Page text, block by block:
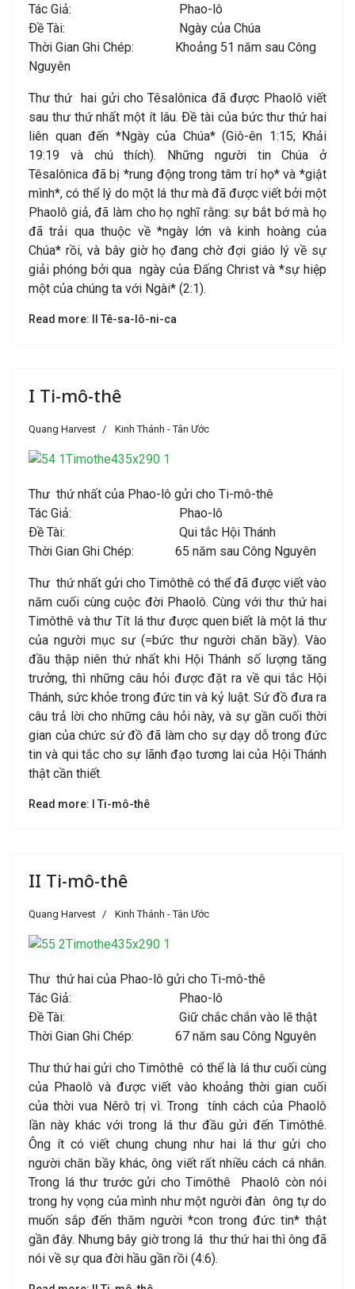
Tác Giả: Phao-lô
Ðề Tài: Ngày của Chúa
Thời Gian Ghi Chép: Khoảng 51 năm sau Công
Nguyên
Thư thứ hai gửi cho Têsalônica đã được Phaolô viết
sau thư thứ nhất một ít lâu. Ðề tài của bức thư thứ hai
liên quan đến *Ngày của Chúa* (Giô-ên 1:15; Khải
19:19 và chú thích). Những người tin Chúa ở
Têsalônica đã bị *rung động trong tâm trí họ* và *giật
mình*, có thể lý do một lá thư mà đã được viết bởi một
Phaolô giả, đã làm cho họ nghĩ rằng: sự bắt bớ mà họ
đã trải qua thuộc về *ngày lớn và kinh hoàng của
Chúa* rồi, và bây giờ họ đang chờ đợi giáo lý về sự
giải phóng bởi qua ngày của Ðấng Christ và *sự hiệp
một của chúng ta với Ngài* (2:1).
Read more: II Tê-sa-lô-ni-ca
I Ti-mô-thê
Quang Harvest Kinh Thánh - Tân Ước
Thư thứ nhất của Phao-lô gửi cho Ti-mô-thê
Tác Giả: Phao-lô
Ðề Tài: Qui tắc Hội Thánh
Thời Gian Ghi Chép: 65 năm sau Công Nguyên
Thư thứ nhất gửi cho Timôthê có thể đã được viết vào
năm cuối cùng cuộc đời Phaolô. Cùng với thư thứ hai
Timôthê và thư Tít lá thư được quen biết là một lá thư
của người mục sư (=bức thư người chăn bầy). Vào
đầu thập niên thứ nhất khi Hội Thánh số lượng tăng
trưởng, thì những câu hỏi được đặt ra về qui tắc Hội
Thánh, sức khỏe trong đức tin và kỷ luật. Sứ đồ đưa ra
câu trả lời cho những câu hỏi này, và sự gần cuối thời
gian của chức sứ đồ đã làm cho sự dạy dỗ trong đức
tin và qui tắc cho sự lãnh đạo tương lai của Hội Thánh
thật cần thiết.
Read more: I Ti-mô-thê
II Ti-mô-thê
Quang Harvest Kinh Thánh - Tân Ước
Thư thứ hai của Phao-lô gửi cho Ti-mô-thê
Tác Giả: Phao-lô
Ðề Tài: Giữ chắc chắn vào lẽ thật
Thời Gian Ghi Chép: 67 năm sau Công Nguyên
Thư thứ hai gửi cho Timôthê có thể là lá thư cuối cùng
của Phaolô và được viết vào khoảng thời gian cuối
của thời vua Nêrô trị vì. Trong tính cách của Phaolô
lần này khác với trong lá thư đầu gửi đến Timôthê.
Ông ít có viết chung chung như hai lá thư gửi cho
người chăn bầy khác, ông viết rất nhiều cách cá nhân.
Trong lá thư trước gửi cho Timôthê Phaolô còn nói
trong hy vọng của mình như một người đàn ông tự do
muốn sắp đến thăm người *con trong đức tin* thật
gần đây. Nhưng bây giờ trong lá thư thứ hai thì ông đã
nói về sự qua đời hầu gần rồi (4:6).